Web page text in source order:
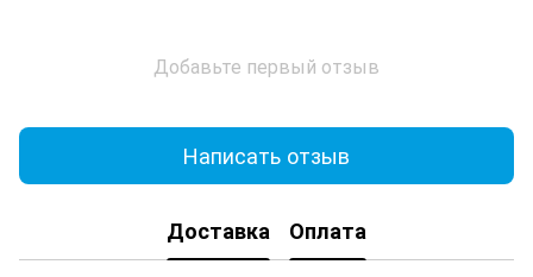
Добавьте первый отзыв
Написать отзыв
Доставка Оплата